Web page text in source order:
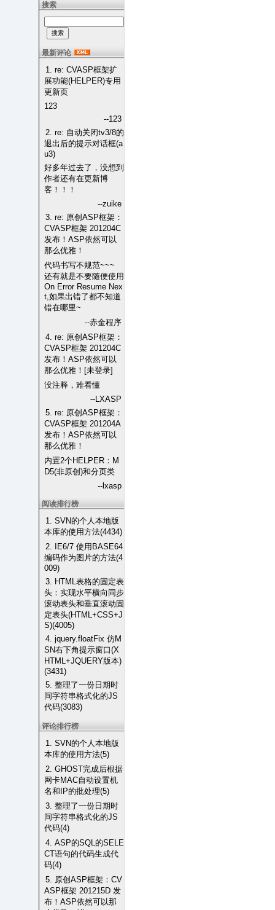
搜索
最新评论
1. re: CVASP框架扩
展功能(HELPER)专用
更新页
123
--123
2. re: 自动关闭tv3/8的
退出后的提示对话框(a
u3)
好多年过去了，没想到
作者还有在更新博
客！！！
--zuike
3. re: 原创ASP框架：
CVASP框架 201204C
发布！ASP依然可以
那么优雅！
代码书写不规范~~~
还有就是不要随便使用
On Error Resume Nex
t,如果出错了都不知道
错在哪里~
--赤金程序
4. re: 原创ASP框架：
CVASP框架 201204C
发布！ASP依然可以
那么优雅！[未登录]
没注释，难看懂
--LXASP
5. re: 原创ASP框架：
CVASP框架 201204A
发布！ASP依然可以
那么优雅！
内置2个HELPER：M
D5(非原创)和分页类
--lxasp
阅读排行榜
1. SVN的个人本地版
本库的使用方法(4434)
2. IE6/7 使用BASE64
编码作为图片的方法(4
009)
3. HTML表格的固定表
头：实现水平横向同步
滚动表头和垂直滚动固
定表头(HTML+CSS+J
S)(4005)
4. jquery.floatFix 仿M
SN右下角提示窗口(X
HTML+JQUERY版本)
(3431)
5. 整理了一份日期时
间字符串格式化的JS
代码(3083)
评论排行榜
1. SVN的个人本地版
本库的使用方法(5)
2. GHOST完成后根据
网卡MAC自动设置机
名和IP的批处理(5)
3. 整理了一份日期时
间字符串格式化的JS
代码(4)
4. ASP的SQL的SELE
CT语句的代码生成代
码(4)
5. 原创ASP框架：CV
ASP框架 201215D 发
布！ASP依然可以那